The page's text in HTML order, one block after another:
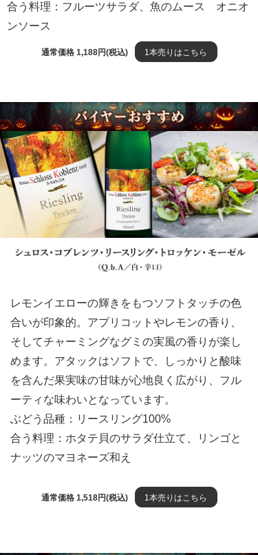
合う料理：フルーツサラダ、魚のムース オニオ
ンソース
通常価格 1,188円(税込) 1本売りはこちら
レモンイエローの輝きをもつソフトタッチの色
合いが印象的。アプリコットやレモンの香り、
そしてチャーミングなグミの実風の香りが楽し
めます。アタックはソフトで、しっかりと酸味
を含んだ果実味の甘味が心地良く広がり、フル
ーティな味わいとなっています。
ぶどう品種：リースリング100%
合う料理：ホタテ貝のサラダ仕立て、リンゴと
ナッツのマヨネーズ和え
通常価格 1,518円(税込) 1本売りはこちら